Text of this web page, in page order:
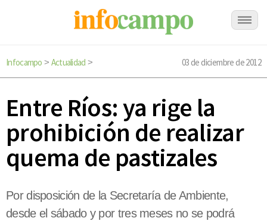
Infocampo > Actualidad > 03 de diciembre de 2012
Entre Ríos: ya rige la
prohibición de realizar
quema de pastizales
Por disposición de la Secretaría de Ambiente,
desde el sábado y por tres meses no se podrá